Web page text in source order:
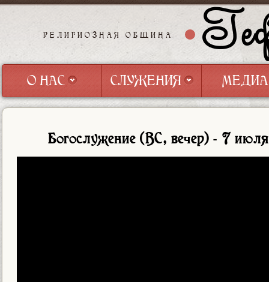
РЕЛИГИОЗНАЯ ОБЩИНА
О НАС
СЛУЖЕНИЯ
СЛУЖЕНИЯ
МЕДИА
МЕДИА
Богослужение (ВС, вечер) - 7